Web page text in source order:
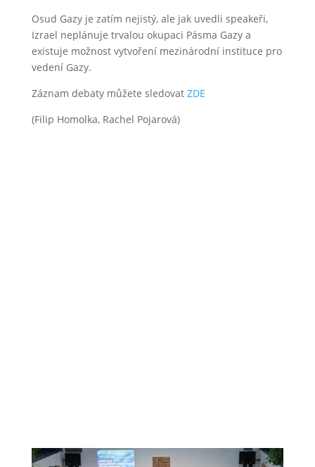
Osud Gazy je zatím nejistý, ale jak uvedli speakeři,
Izrael neplánuje trvalou okupaci Pásma Gazy a
existuje možnost vytvoření mezinárodní instituce pro
vedení Gazy.
Záznam debaty můžete sledovat ZDE
(Filip Homolka, Rachel Pojarová)